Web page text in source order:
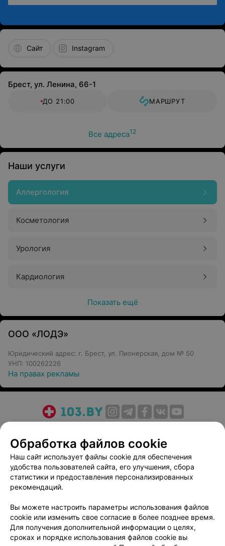
Сайт Instagram
Брест, ул. Ленина, 66-1
ДО 21:00 МАРШРУТ
Все адреса12
Наши услуги
Аллергология
Косметология
Урология
Кардиология
Показать ещё
ООО «ЛОДЭ»
Юридический адрес: г. Брест, ул. Пионерская, дом № 50
УНП: 100262226
На правах рекламы
Медицинский маркетинг
Публичный договор
Пользовательское соглашение
Способы оплаты
Вакансии
Партнеры
Написать руководителю 103.by
Персональные настройки cookie
Обработка персональных данных
Обработка файлов cookie
Наш сайт использует файлы cookie для обеспечения
удобства пользователей сайта, его улучшения, сбора
статистики и предоставления персонализированных
рекомендаций.
Вы можете настроить параметры использования файлов
cookie или изменить свое согласие в более позднее время.
Для получения дополнительной информации о целях,
сроках и порядке использования файлов cookie вы